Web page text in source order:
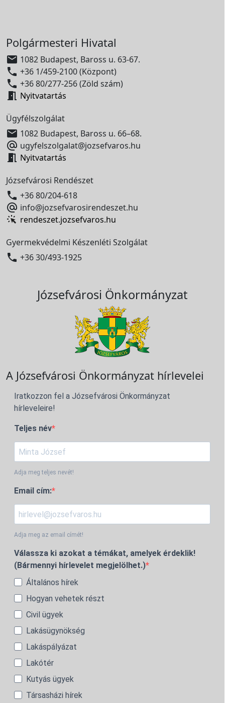
Polgármesteri Hivatal
 1082 Budapest, Baross u. 63-67.
 +36 1/459-2100 (Központ)
 +36 80/277-256 (Zöld szám)
 Nyitvatartás
Ügyfélszolgálat
 1082 Budapest, Baross u. 66–68.
 ugyfelszolgalat@jozsefvaros.hu
 Nyitvatartás
Józsefvárosi Rendészet
 +36 80/204-618
 info@jozsefvarosirendeszet.hu
rendeszet.jozsefvaros.hu
Gyermekvédelmi Készenléti Szolgálat
 +36 30/493-1925
Józsefvárosi Önkormányzat
A Józsefvárosi Önkormányzat hírlevelei
Iratkozzon fel a Józsefvárosi Önkormányzat
hírleveleire!
Teljes név
Adja meg teljes nevét!
Email cím:
Adja meg az email címét!
Válassza ki azokat a témákat, amelyek érdeklik!
(Bármennyi hírlevelet megjelölhet.)
Általános hírek
Hogyan vehetek részt
Civil ügyek
Lakásügynökség
Lakáspályázat
Lakótér
Kutyás ügyek
Társasházi hírek